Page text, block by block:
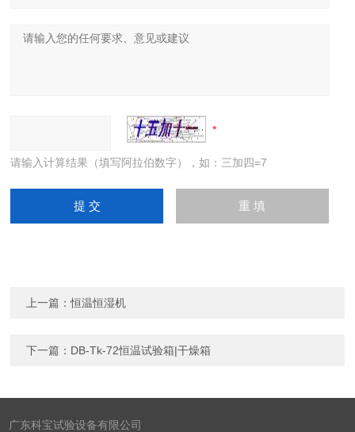
请输入计算结果（填写阿拉伯数字），如：三加四=7
上一篇：恒温恒湿机
下一篇： DB-Tk-72恒温试验箱|干燥箱
广东科宝试验设备有限公司